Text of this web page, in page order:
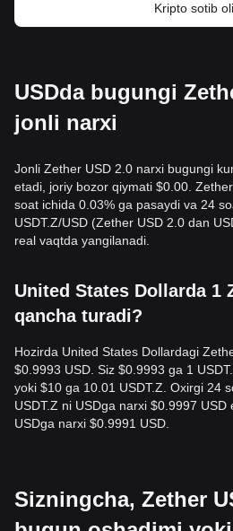
Kripto sotib
USDda bugungi
jonli narxi
Jonli Zether USD 2.0 narxi bugungi
etadi, joriy bozor qiymati $0.00.
soat ichida 0.03% ga pasaydi va 24
USDT.Z/USD (Zether USD 2.0 dan
real vaqtda yangilanadi.
United States Dollarda 1
qancha turadi?
Hozirda United States Dollardagi
$0.9993 USD. Siz $0.9993 ga 1
yoki $10 ga 10.01 USDT.Z. Oxirgi 24
USDT.Z ni USDga narxi $0.9997
USDga narxi $0.9991 USD.
Sizningcha, Zether